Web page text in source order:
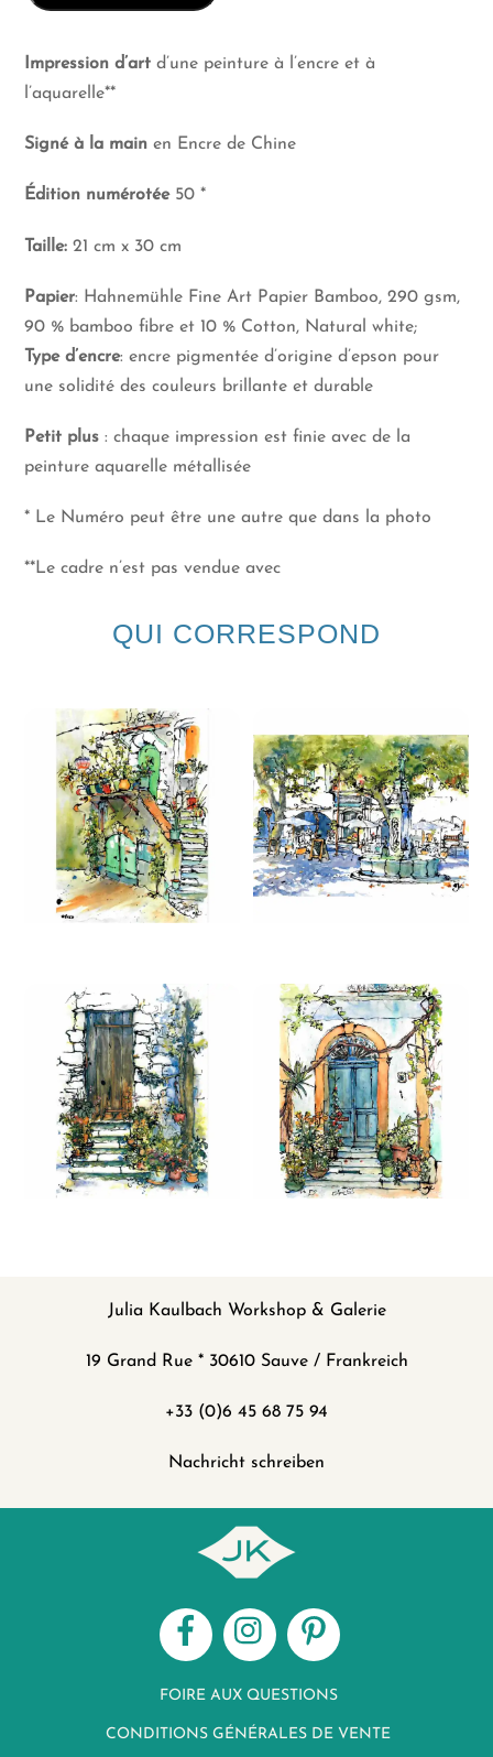
Impression d’artd’une peinture à l’encre et à
l’aquarelle**
Signé à la main en Encre de Chine
Édition numérotée50 *
Taille: 21 cm x 30 cm
Papier: Hahnemühle Fine Art Papier Bamboo, 290 gsm,
90 % bamboo fibre et 10 % Cotton, Natural white;
Type d’encre: encre pigmentée d’origine d’epson pour
une solidité des couleurs brillante et durable
Petit plus : chaque impression est finie avec de la
peinture aquarelle métallisée
* Le Numéro peut être une autre que dans la photo
**Le cadre n’est pas vendue avec
QUI CORRESPOND
Julia Kaulbach Workshop & Galerie
19 Grand Rue * 30610 Sauve / Frankreich
+33 (0)6 45 68 75 94
Nachricht schreiben
Facebook Instagram
FOIRE AUX QUESTIONS
CONDITIONS GÉNÉRALES DE VENTE